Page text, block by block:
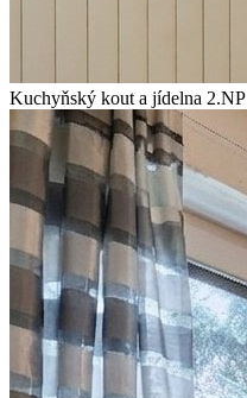
Kuchyňský kout a jídelna 2.NP